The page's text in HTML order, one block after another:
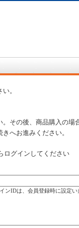
。
その後、商品購入の
へお進みください。
ログインしてください
ンIDは、会員登録時に設定い